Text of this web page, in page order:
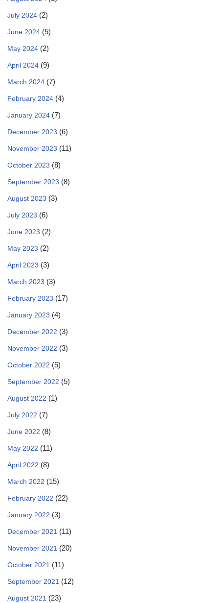
July 2024 (2)
June 2024 (5)
May 2024 (2)
April 2024 (9)
March 2024 (7)
February 2024 (4)
January 2024 (7)
December 2023 (6)
November 2023 (11)
October 2023 (8)
September 2023 (8)
August 2023 (3)
July 2023 (6)
June 2023 (2)
May 2023 (2)
April 2023 (3)
March 2023 (3)
February 2023 (17)
January 2023 (4)
December 2022 (3)
November 2022 (3)
October 2022 (5)
September 2022 (5)
August 2022 (1)
July 2022 (7)
June 2022 (8)
May 2022 (11)
April 2022 (8)
March 2022 (15)
February 2022 (22)
January 2022 (3)
December 2021 (11)
November 2021 (20)
October 2021 (11)
September 2021 (12)
August 2021 (23)